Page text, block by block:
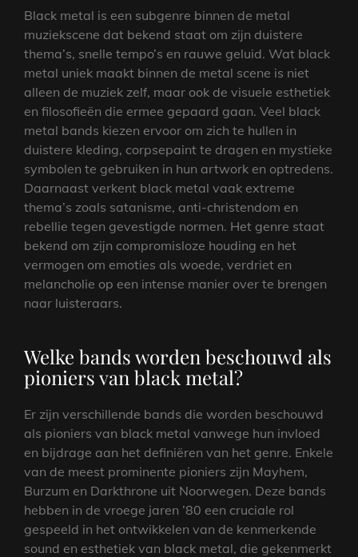
Black metal is een subgenre binnen de metal
muziekscene dat bekend staat om zijn duistere
thema’s, snelle tempo’s en rauwe geluid. Wat black
metal uniek maakt binnen de metal scene is niet
alleen de muziek zelf, maar ook de visuele esthetiek
en filosofieën die ermee gepaard gaan. Veel black
metal bands kiezen ervoor om zich te hullen in
duistere kleding, corpsepaint te dragen en mystieke
symbolen te gebruiken in hun artwork en optredens.
Daarnaast verkent black metal vaak extreme
thema’s zoals satanisme, anti-christendom en
rebellie tegen gevestigde normen. Het genre staat
bekend om zijn compromisloze houding en het
vermogen om emoties als woede, verdriet en
melancholie op een intense manier over te brengen
naar luisteraars.
Welke bands worden beschouwd als
pioniers van black metal?
Er zijn verschillende bands die worden beschouwd
als pioniers van black metal vanwege hun invloed
en bijdrage aan het definiëren van het genre. Enkele
van de meest prominente pioniers zijn Mayhem,
Burzum en Darkthrone uit Noorwegen. Deze bands
hebben in de vroege jaren ’80 een cruciale rol
gespeeld in het ontwikkelen van de kenmerkende
sound en esthetiek van black metal, die gekenmerkt